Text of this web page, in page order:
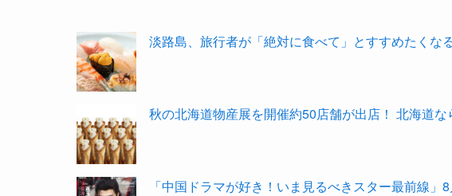
淡路島、旅行者が「絶対に食べて」とすすめたくな
秋の北海道物産展を開催約50店舗が出店！ 北海道
「中国ドラマが好き！いま見るべきスター最前線